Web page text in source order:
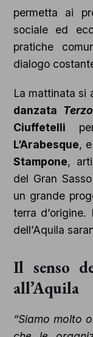
permetta ai
sociale ed
pratiche
dialogo
La mattinata si
danzata
Ciuffetelli
L’Arabesque,
Stampone,
del Gran
un grande
terra
dell’Aquila
Il senso
all’Aquila
“Siamo molto